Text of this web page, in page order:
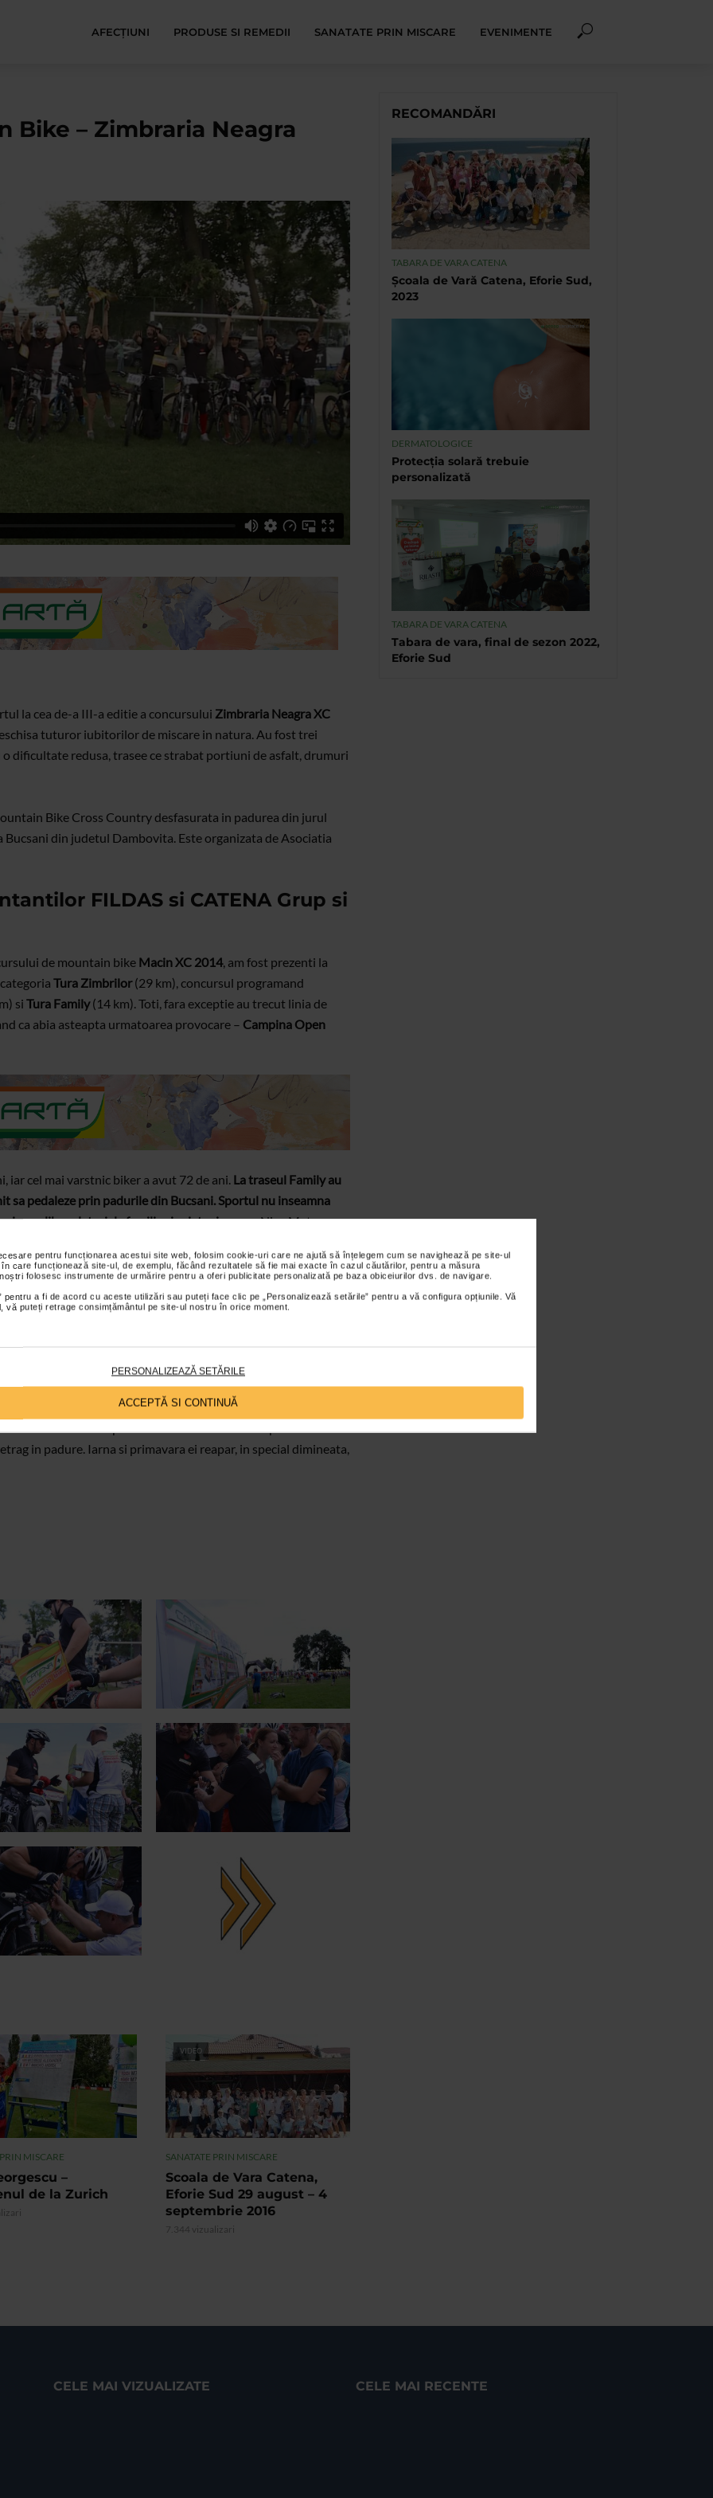
pentru funcționarea acestui site web, folosim cookie-uri care ne ajută să înțelegem cum se navighează pe site-ul
care funcționează site-ul, de exemplu, făcând rezultatele să fie mai exacte în cazul căutărilor, pentru a măsura
folosesc instrumente de urmărire pentru a oferi publicitate personalizată pe baza obiceiurilor dvs. de navigare.
pentru a fi de acord cu aceste utilizări sau puteți face clic pe „Personalizează setările” pentru a vă configura opțiunile. Vă
vă puteți retrage consimțământul pe site-ul nostru în orice moment.
PERSONALIZEAZĂ SETĂRILE
ACCEPTĂ SI CONTINUĂ
AFECŢIUNI PRODUSE SI REMEDII SANATATE PRIN MISCARE EVENIMENTE
Bike – Zimbraria Neagra
la cea de-a III-a editie a concursului Zimbraria Neagra XC
tuturor iubitorilor de miscare in natura. Au fost trei
dificultate redusa, trasee ce strabat portiuni de asfalt, drumuri
Bike Cross Country desfasurata in padurea din jurul
Bucsani din judetul Dambovita. Este organizata de Asociatia
FILDAS si CATENA Grup si
de mountain bike Macin XC 2014, am fost prezenti la
Tura Zimbrilor(29 km), concursul programand
si Tura Family(14 km). Toti, fara exceptie au trecut linia de
ca abia asteapta urmatoarea provocare – Campina Open
cel mai varstnic biker a avut 72 de ani. La traseul Family au
sa pedaleze prin padurile din Bucsani. Sportul nu inseamna
in aer liber alaturi de familie si prieteni, a spus Nicu Mate,
cele mai mari rezervatii de
patru, este una din cele mai mari rezervatii de zimbri din
astfel poate fi promovata in modul cel mai frumos si eficient.
la 75 km de Bucuresti si 30 km de Targoviste, intr-o zona de
un tarc cu o suprafata de 162 ha. In această perioada
in padure. Iarna si primavara ei reapar, in special dimineata,
MISCARE
–
de la Zurich
VIDEO
SANATATE PRIN MISCARE
Scoala de Vara Catena,
Eforie Sud 29 august – 4
septembrie 2016
7.344 vizualizari
RECOMANDĂRI
TABARA DE VARA CATENA
Școala de Vară Catena, Eforie Sud,
2023
DERMATOLOGICE
Protecția solară trebuie
personalizată
TABARA DE VARA CATENA
Tabara de vara, final de sezon 2022,
Eforie Sud
CELE MAI VIZUALIZATE CELE MAI RECENTE